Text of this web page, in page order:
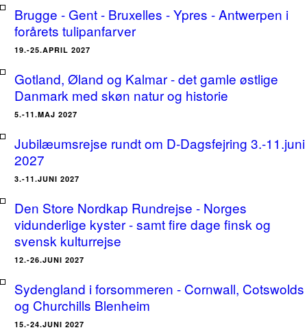
Brugge - Gent - Bruxelles - Ypres - Antwerpen i
forårets tulipanfarver
19.-25.APRIL 2027
Gotland, Øland og Kalmar - det gamle østlige
Danmark med skøn natur og historie
5.-11.MAJ 2027
Jubilæumsrejse rundt om D-Dagsfejring 3.-11.juni
2027
3.-11.JUNI 2027
Den Store Nordkap Rundrejse - Norges
vidunderlige kyster - samt fire dage finsk og
svensk kulturrejse
12.-26.JUNI 2027
Sydengland i forsommeren - Cornwall, Cotswolds
og Churchills Blenheim
15.-24.JUNI 2027